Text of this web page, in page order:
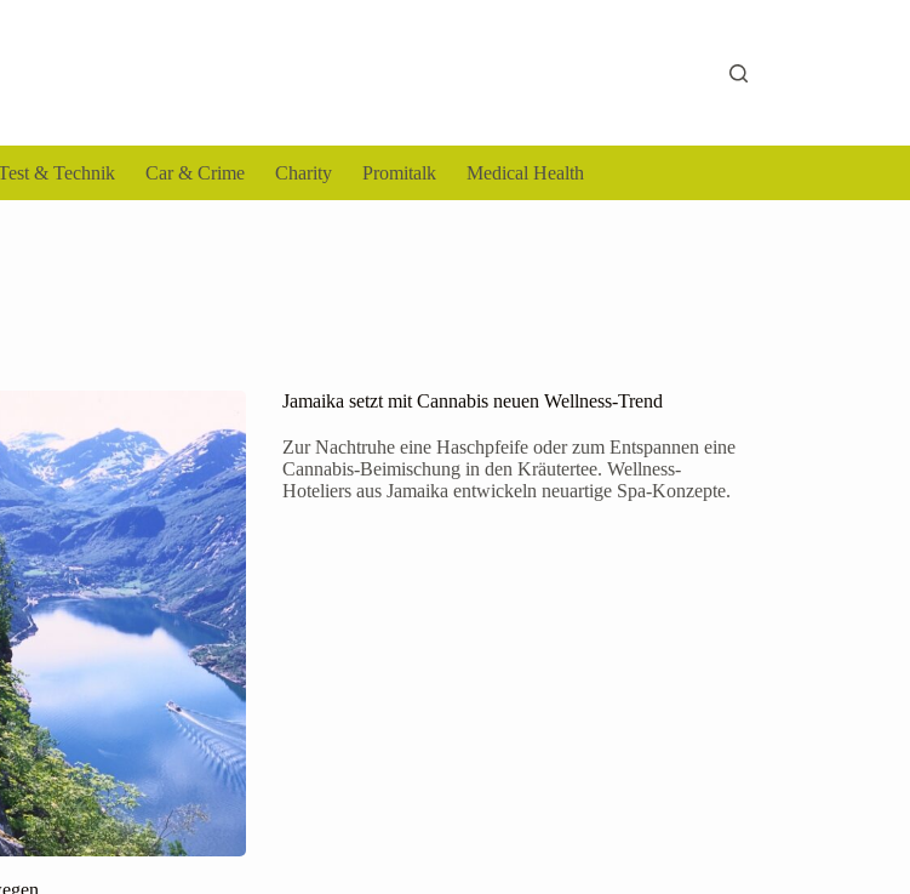
& Technik Car & Crime Charity Promitalk Medical Health
Jamaika setzt mit Cannabis neuen Wellness-Trend
Zur Nachtruhe eine Haschpfeife oder zum Entspannen eine
Cannabis-Beimischung in den Kräutertee. Wellness-
Hoteliers aus Jamaika entwickeln neuartige Spa-Konzepte.